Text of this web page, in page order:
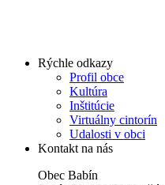
Rýchle odkazy
Profil obce
Kultúra
Inštitúcie
Virtuálny cintorín
Udalosti v obci
Kontakt na nás
Obec Babín